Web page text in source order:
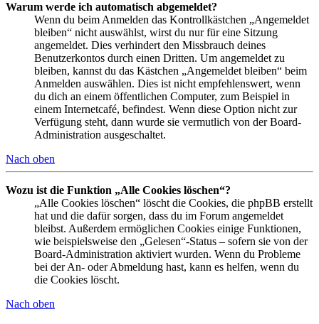
Warum werde ich automatisch abgemeldet?
Wenn du beim Anmelden das Kontrollkästchen „Angemeldet
bleiben“ nicht auswählst, wirst du nur für eine Sitzung
angemeldet. Dies verhindert den Missbrauch deines
Benutzerkontos durch einen Dritten. Um angemeldet zu
bleiben, kannst du das Kästchen „Angemeldet bleiben“ beim
Anmelden auswählen. Dies ist nicht empfehlenswert, wenn
du dich an einem öffentlichen Computer, zum Beispiel in
einem Internetcafé, befindest. Wenn diese Option nicht zur
Verfügung steht, dann wurde sie vermutlich von der Board-
Administration ausgeschaltet.
Nach oben
Wozu ist die Funktion „Alle Cookies löschen“?
„Alle Cookies löschen“ löscht die Cookies, die phpBB erstellt
hat und die dafür sorgen, dass du im Forum angemeldet
bleibst. Außerdem ermöglichen Cookies einige Funktionen,
wie beispielsweise den „Gelesen“-Status – sofern sie von der
Board-Administration aktiviert wurden. Wenn du Probleme
bei der An- oder Abmeldung hast, kann es helfen, wenn du
die Cookies löscht.
Nach oben